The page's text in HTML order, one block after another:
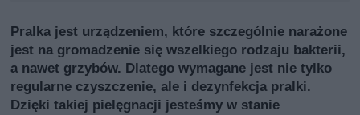
Pralka jest urządzeniem, które szczególnie narażone
jest na gromadzenie się wszelkiego rodzaju bakterii,
a nawet grzybów. Dlatego wymagane jest nie tylko
regularne czyszczenie, ale i dezynfekcja pralki.
Dzięki takiej pielęgnacji jesteśmy w stanie